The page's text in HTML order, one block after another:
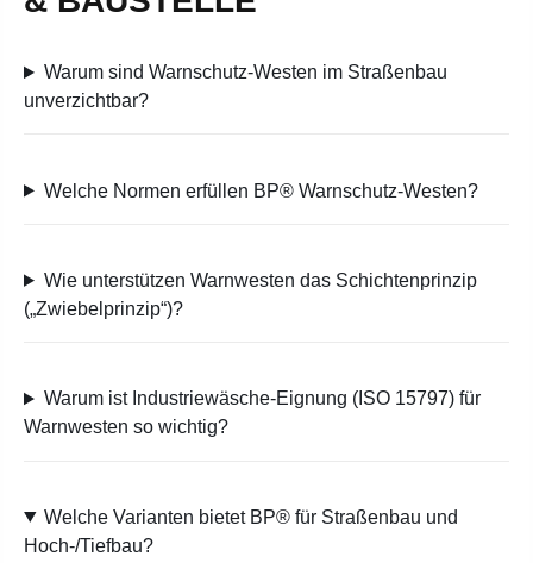
Warum sind Warnschutz-Westen im Straßenbau
unverzichtbar?
Welche Normen erfüllen BP® Warnschutz-Westen?
Wie unterstützen Warnwesten das Schichtenprinzip
(„Zwiebelprinzip“)?
Warum ist Industriewäsche-Eignung (ISO 15797) für
Warnwesten so wichtig?
Welche Varianten bietet BP® für Straßenbau und
Hoch-/Tiefbau?